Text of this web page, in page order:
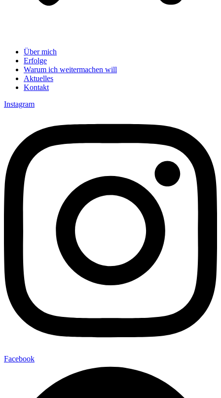
Über mich
Erfolge
Warum ich weitermachen will
Aktuelles
Kontakt
Instagram
Facebook